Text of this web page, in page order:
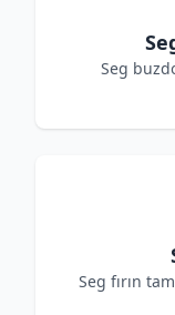
Seg
Seg fırın